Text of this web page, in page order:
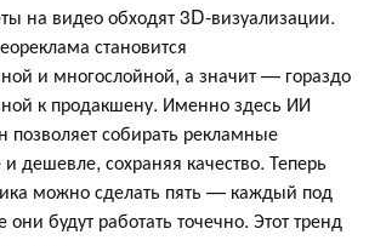
на видео обходят 3D-визуализации.
становится
и многослойной, а значит — гораздо
к продакшену. Именно здесь ИИ
позволяет собирать рекламные
дешевле, сохраняя качество. Теперь
можно сделать пять — каждый под
они будут работать точечно. Этот тренд